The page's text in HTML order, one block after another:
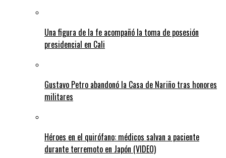
Una figura de la fe acompañó la toma de posesión
presidencial en Cali
Gustavo Petro abandonó la Casa de Nariño tras honores
militares
Héroes en el quirófano: médicos salvan a paciente
durante terremoto en Japón (VIDEO)